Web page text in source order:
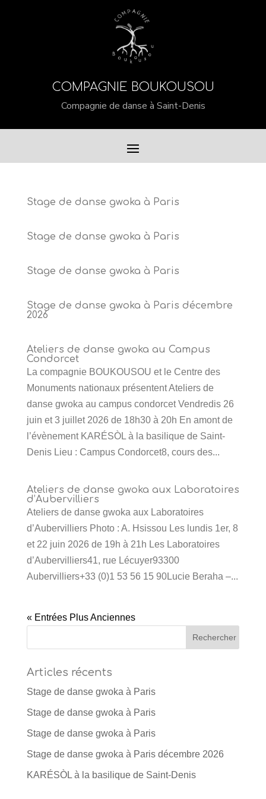
COMPAGNIE BOUKOUSOU
Compagnie de danse à Saint-Denis
Stage de danse gwoka à Paris
Stage de danse gwoka à Paris
Stage de danse gwoka à Paris
Stage de danse gwoka à Paris décembre
2026
Ateliers de danse gwoka au Campus
Condorcet
La compagnie BOUKOUSOU et le Centre des
Monuments nationaux présentent Ateliers de
danse gwoka au campus condorcet Vendredis 26
juin et 3 juillet 2026 de 18h30 à 20h En amont de
l’évènement KARÉSÒL à la basilique de Saint-
Denis Lieu : Campus Condorcet8, cours des...
Ateliers de danse gwoka aux Laboratoires
d’Aubervilliers
Ateliers de danse gwoka aux Laboratoires
d’Aubervilliers Photo : A. Hsissou Les lundis 1er, 8
et 22 juin 2026 de 19h à 21h Les Laboratoires
d’Aubervilliers41, rue Lécuyer93300
Aubervilliers+33 (0)1 53 56 15 90Lucie Beraha –...
« Entrées Plus Anciennes
Articles récents
Stage de danse gwoka à Paris
Stage de danse gwoka à Paris
Stage de danse gwoka à Paris
Stage de danse gwoka à Paris décembre 2026
KARÉSÒL à la basilique de Saint-Denis